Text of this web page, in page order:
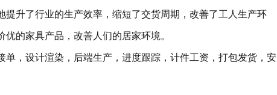
升了行业的生产效率，缩短了交货周期，改善了工人生产环
的家具产品，改善人们的居家环境。
，设计渲染，后端生产，进度跟踪，计件工资，打包发货，安